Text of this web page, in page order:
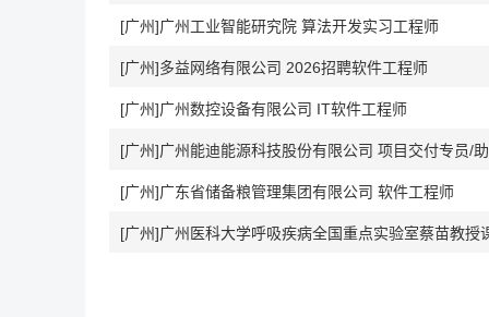
[广州]广州工业智能研究院 算法开发实习工程师
[广州]多益网络有限公司 2026招聘软件工程师
[广州]广州数控设备有限公司 IT软件工程师
[广州]广州能迪能源科技股份有限公司 项目交付专员/
[广州]广东省储备粮管理集团有限公司 软件工程师
[广州]广州医科大学呼吸疾病全国重点实验室蔡苗教授